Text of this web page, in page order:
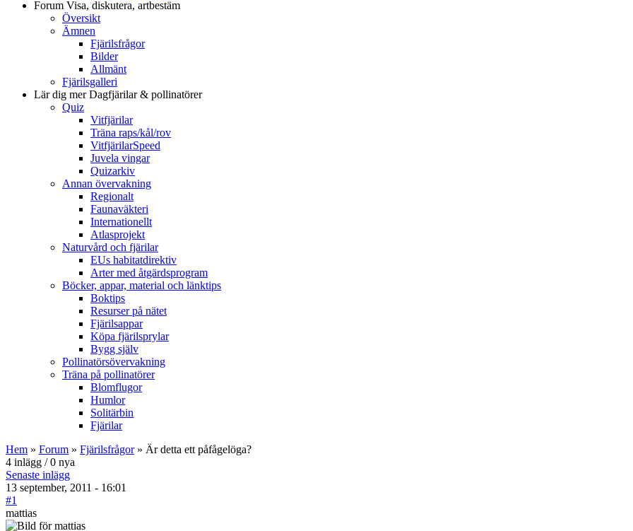
Forum Visa, diskutera, artbestäm
Översikt
Ämnen
Fjärilsfrågor
Bilder
Allmänt
Fjärilsgalleri
Lär dig merDagfjärilar & pollinatörer
Quiz
Vitfjärilar
Träna raps/kål/rov
VitfjärilarSpeed
Juvela vingar
Quizarkiv
Annan övervakning
Regionalt
Faunaväkteri
Internationellt
Atlasprojekt
Naturvård och fjärilar
EUs habitatdirektiv
Arter med åtgärdsprogram
Böcker, appar, material och länktips
Boktips
Resurser på nätet
Fjärilsappar
Köpa fjärilsprylar
Bygg själv
Pollinatörsövervakning
Träna på pollinatörer
Blomflugor
Humlor
Solitärbin
Fjärilar
Hem » Forum » Fjärilsfrågor» Är detta ett påfågelöga?
4 inlägg / 0 nya
Senaste inlägg
13 september, 2011 - 16:01
#1
mattias